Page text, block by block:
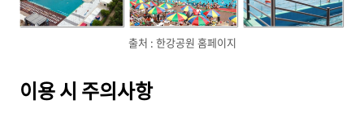
출처 : 한강공원 홈페이지
이용 시 주의사항